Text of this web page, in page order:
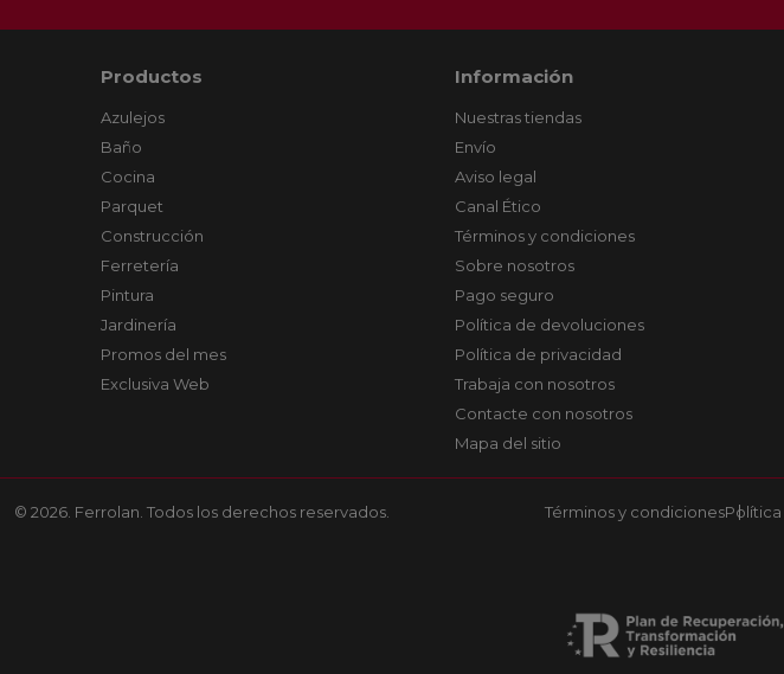
Productos
Azulejos
Baño
Cocina
Parquet
Construcción
Ferretería
Pintura
Jardinería
Promos del mes
Exclusiva Web
Información
Nuestras tiendas
Envío
Aviso legal
Canal Ético
Términos y condiciones
Sobre nosotros
Pago seguro
Política de devoluciones
Política de privacidad
Trabaja con nosotros
Contacte con nosotros
Mapa del sitio
© 2026. Ferrolan. Todos los derechos reservados. Términos y condiciones